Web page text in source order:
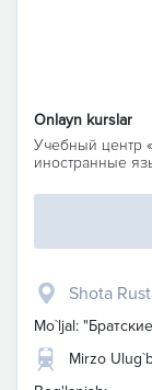
Onlayn kurslar
Учебный центр
иностранные
Shota
Mo`ljal:
Mirzo